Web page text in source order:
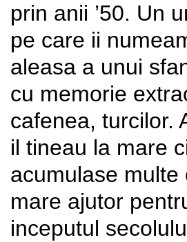
prin anii ’50. Un
pe care ii
aleasa a unui
cu memorie
cafenea, turcilor.
il tineau la mare
acumulase
mare ajutor
inceputul